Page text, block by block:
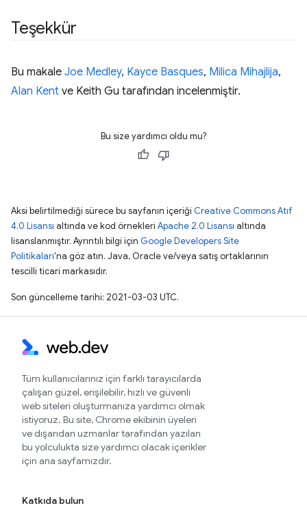
Teşekkür
Bu makale Joe Medley, Kayce Basques, Milica Mihajlija,
Alan Kent ve Keith Gu tarafından incelenmiştir.
Bu size yardımcı oldu mu?
Aksi belirtilmediği sürece bu sayfanın içeriği Creative Commons Atıf
4.0 Lisansı altında ve kod örnekleri Apache 2.0 Lisansı altında
lisanslanmıştır. Ayrıntılı bilgi için Google Developers Site
Politikaları'na göz atın. Java, Oracle ve/veya satış ortaklarının
tescilli ticari markasıdır.
Son güncelleme tarihi: 2021-03-03 UTC.
Tüm kullanıcılarınız için farklı tarayıcılarda
çalışan güzel, erişilebilir, hızlı ve güvenli
web siteleri oluşturmanıza yardımcı olmak
istiyoruz. Bu site, Chrome ekibinin üyeleri
ve dışarıdan uzmanlar tarafından yazılan
bu yolculukta size yardımcı olacak içerikler
için ana sayfamızdır.
Katkıda bulun